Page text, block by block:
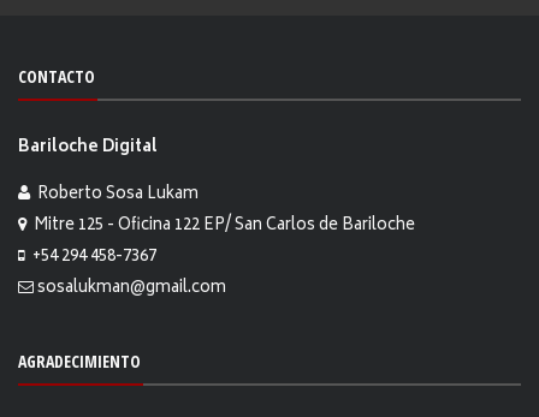
CONTACTO
Bariloche Digital
Roberto Sosa Lukam
Mitre 125 - Oficina 122 EP/ San Carlos de Bariloche
+54 294 458-7367
sosalukman@gmail.com
AGRADECIMIENTO